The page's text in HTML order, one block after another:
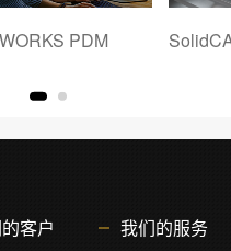
PDM
客户 我们的服务